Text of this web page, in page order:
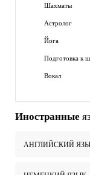
Шахматы
Астролог
Йога
Подготовка к
Вокал
Иностранные
АНГЛИЙСКИЙ